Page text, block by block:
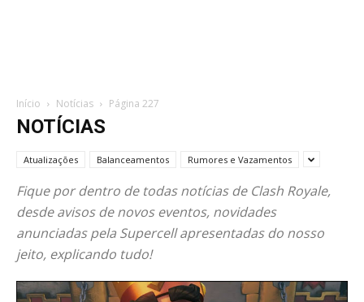
Início Notícias Página 227
NOTÍCIAS
Atualizações Balanceamentos Rumores e Vazamentos
Fique por dentro de todas notícias de Clash Royale,
desde avisos de novos eventos, novidades
anunciadas pela Supercell apresentadas do nosso
jeito, explicando tudo!